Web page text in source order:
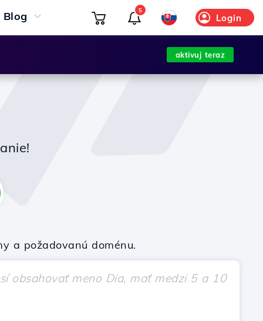
Blog Login
5
aktivuj teraz
a požadovanú doménu.